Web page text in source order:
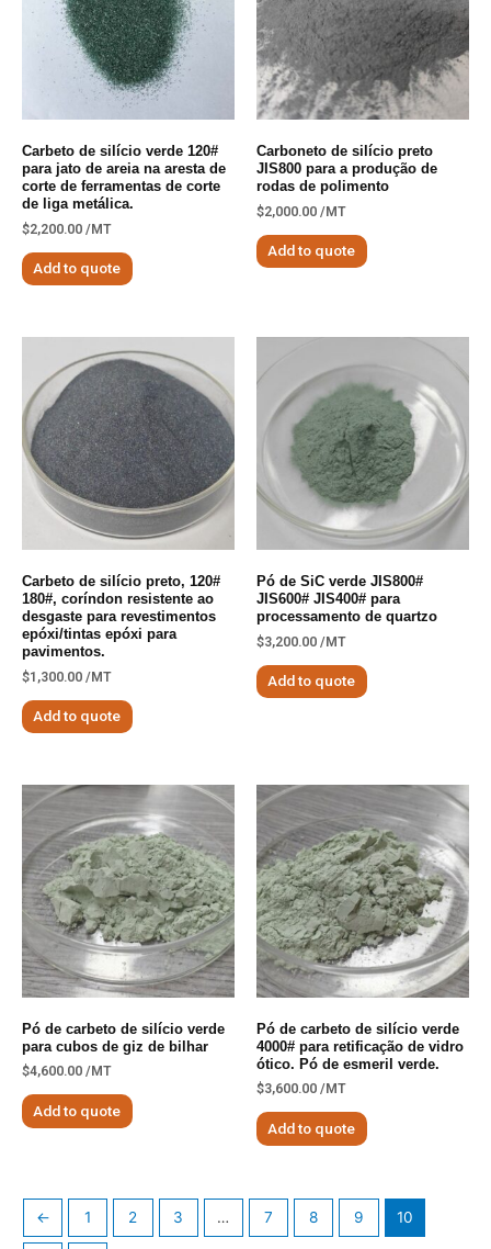
Carbeto de silício verde 120#
para jato de areia na aresta de
corte de ferramentas de corte
de liga metálica.
$2,200.00 /MT
Add to quote
Carboneto de silício preto
JIS800 para a produção de
rodas de polimento
$2,000.00 /MT
Add to quote
Carbeto de silício preto, 120#
180#, coríndon resistente ao
desgaste para revestimentos
epóxi/tintas epóxi para
pavimentos.
$1,300.00 /MT
Add to quote
Pó de SiC verde JIS800#
JIS600# JIS400# para
processamento de quartzo
$3,200.00 /MT
Add to quote
Pó de carbeto de silício verde
para cubos de giz de bilhar
$4,600.00 /MT
Add to quote
Pó de carbeto de silício verde
4000# para retificação de vidro
ótico. Pó de esmeril verde.
$3,600.00 /MT
Add to quote
← 1 2 3 … 7 8 9 10